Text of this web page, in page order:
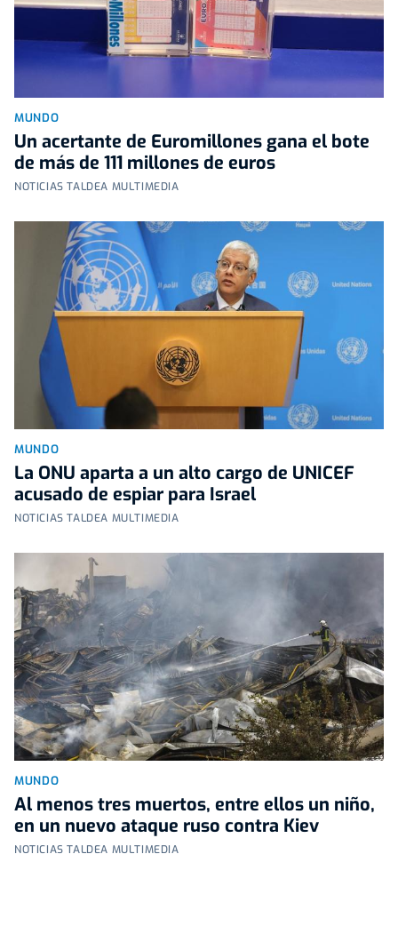
MUNDO
Un acertante de Euromillones gana el bote
de más de 111 millones de euros
NOTICIAS TALDEA MULTIMEDIA
MUNDO
La ONU aparta a un alto cargo de UNICEF
acusado de espiar para Israel
NOTICIAS TALDEA MULTIMEDIA
MUNDO
Al menos tres muertos, entre ellos un niño,
en un nuevo ataque ruso contra Kiev
NOTICIAS TALDEA MULTIMEDIA